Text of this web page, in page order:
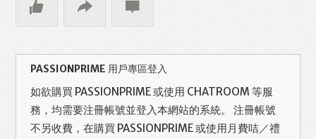
PASSIONPRIME 用戶專區登入
如欲購買 PASSIONPRIME 或使用 CHATROOM 等服
務，均需要注冊帳號並登入本網站的系統。 注冊帳號
不另收費，在購買 PASSIONPRIME 或使用月費咭／禮